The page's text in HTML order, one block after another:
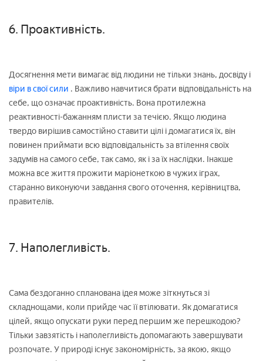
6. Проактивність.
Досягнення мети вимагає від людини не тільки знань, досвіду і
віри в свої сили . Важливо навчитися брати відповідальність на
себе, що означає проактивність. Вона протилежна
реактивності-бажанням плисти за течією. Якщо людина
твердо вирішив самостійно ставити цілі і домагатися їх, він
повинен приймати всю відповідальність за втілення своїх
задумів на самого себе, так само, як і за їх наслідки. Інакше
можна все життя прожити маріонеткою в чужих іграх,
старанно виконуючи завдання свого оточення, керівництва,
правителів.
7. Наполегливість.
Сама бездоганно спланована ідея може зіткнуться зі
складнощами, коли прийде час її втілювати. Як домагатися
цілей, якщо опускати руки перед першим же перешкодою?
Тільки завзятість і наполегливість допомагають завершувати
розпочате. У природі існує закономірність, за якою, якщо